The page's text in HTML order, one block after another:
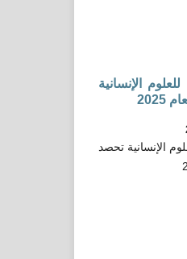
الإنسانية
الإنسانية تحصد